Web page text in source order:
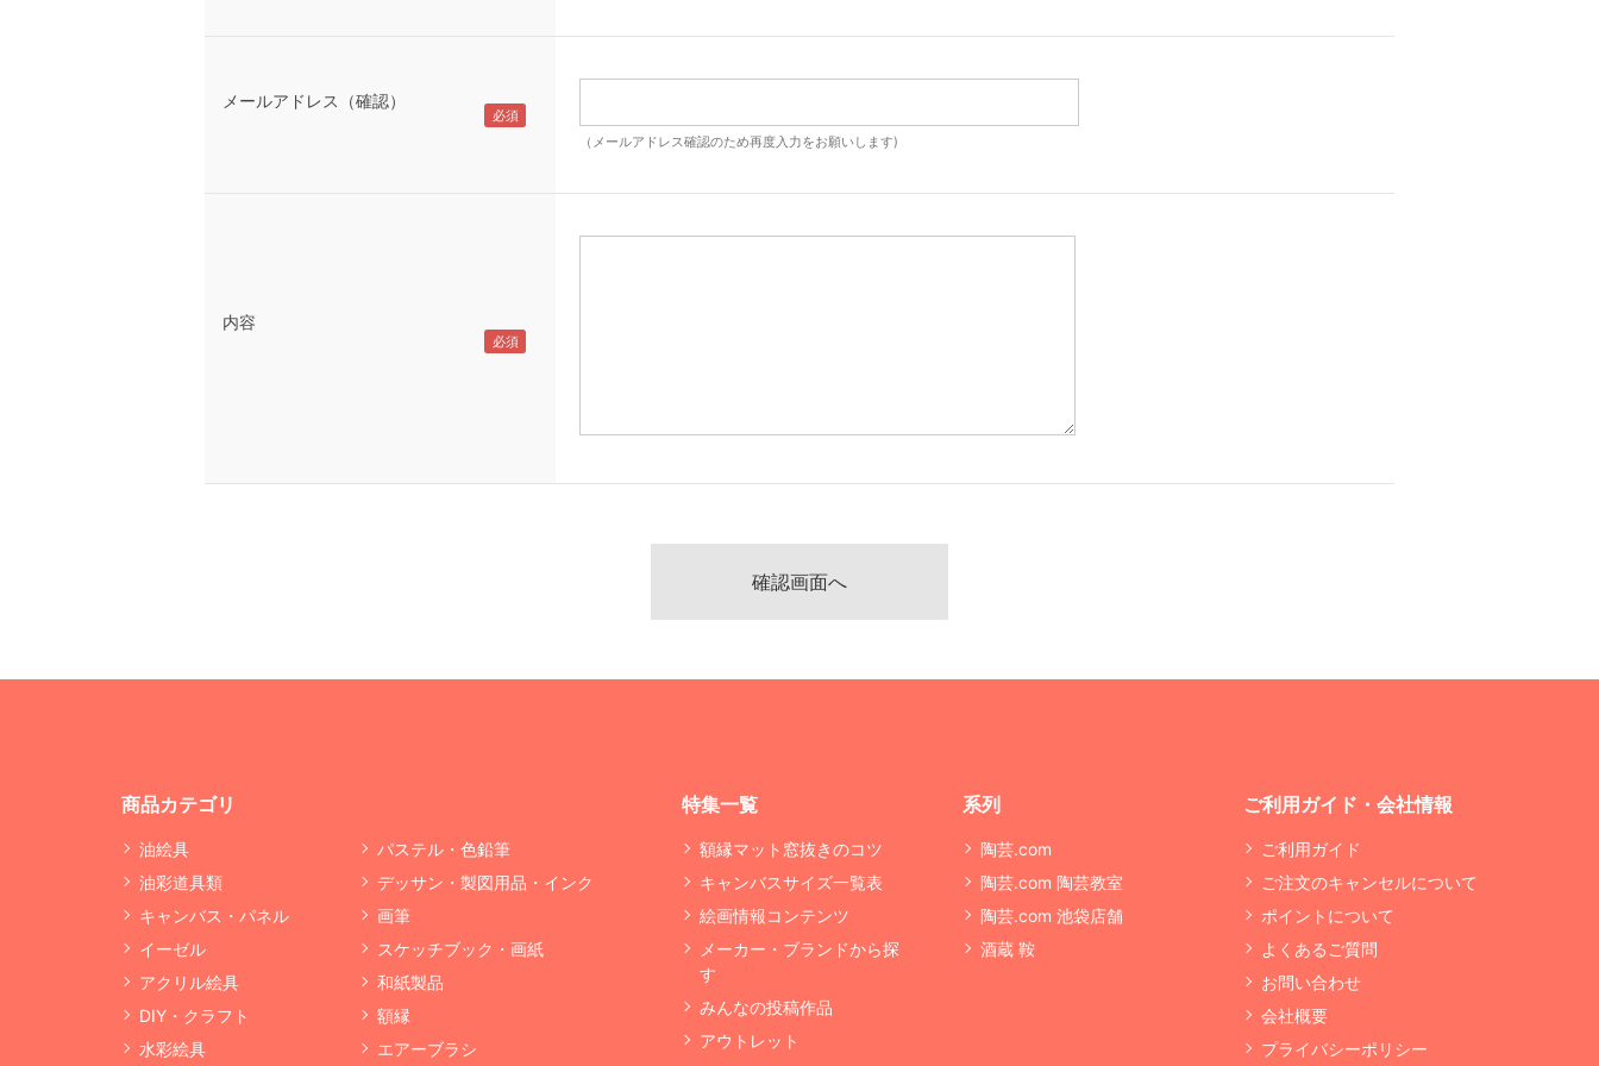
メールアドレス（確認）
（メールアドレス確認のため再度入力をお願いします)
内容
商品カテゴリ
油絵具
油彩道具類
キャンバス・パネル
イーゼル
アクリル絵具
DIY・クラフト
水彩絵具
パステル・色鉛筆
デッサン・製図用品・インク
画筆
スケッチブック・画紙
和紙製品
額縁
エアーブラシ
特集一覧
額縁マット窓抜きのコツ
キャンバスサイズ一覧表
絵画情報コンテンツ
メーカー・ブランドから探
す
みんなの投稿作品
アウトレット
系列
陶芸.com
陶芸.com 陶芸教室
陶芸.com 池袋店舗
酒蔵 鞍
ご利用ガイド・会社情報
ご利用ガイド
ご注文のキャンセルについて
ポイントについて
よくあるご質問
お問い合わせ
会社概要
プライバシーポリシー